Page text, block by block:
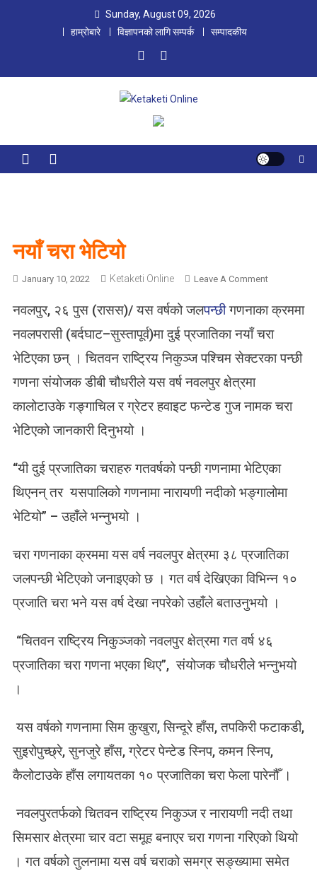
Sunday, August 09, 2026
हाम्रोबारे
विज्ञापनको लागि सम्पर्क सम्पादकीय
Ketaketi Online
First Nepali Online Magazine For Children
नयाँ चरा भेटियो
January 10, 2022 Ketaketi Online Leave A CommentO
न
रा
यो
नवलपुर, २६ पुस (रासस)/ यस वर्षको जलपन्छीगणनाका क्रममा
नवलपरासी (बर्दघाट–सुस्तापूर्व)मा दुई प्रजातिका नयाँ चरा
भेटिएका छन् । चितवन राष्ट्रिय निकुञ्ज पश्चिम सेक्टरका पन्छी
गणना संयोजक डीबी चौधरीले यस वर्ष नवलपुर क्षेत्रमा
कालोटाउके गङ्गाचिल र ग्रेटर हवाइट फन्टेड गुज नामक चरा
भेटिएको जानकारी दिनुभयो ।
“यी दुई प्रजातिका चराहरु गतवर्षको पन्छी गणनामा भेटिएका
थिएनन् तर यसपालिको गणनामा नारायणी नदीको भङ्गालोमा
भेटियो” – उहाँले भन्नुभयो ।
चरा गणनाका क्रममा यस वर्ष नवलपुर क्षेत्रमा ३८ प्रजातिका
जलपन्छी भेटिएको जनाइएको छ । गत वर्ष देखिएका विभिन्न १०
प्रजाति चरा भने यस वर्ष देखा नपरेको उहाँले बताउनुभयो ।
“चितवन राष्ट्रिय निकुञ्जको नवलपुर क्षेत्रमा गत वर्ष ४६
प्रजातिका चरा गणना भएका थिए”, संयोजक चौधरीले भन्नुभयो
।
यस वर्षको गणनामा सिम कुखुरा, सिन्दूरे हाँस, तपकिरी फटाकडी,
सुइरोपुच्छ्रे, सुनजुरे हाँस, ग्रेटर पेन्टेड स्निप, कमन स्निप,
कैलोटाउके हाँस लगायतका १० प्रजातिका चरा फेला पारेनौँ ।
नवलपुरतर्फको चितवन राष्ट्रिय निकुञ्ज र नारायणी नदी तथा
सिमसार क्षेत्रमा चार वटा समूह बनाएर चरा गणना गरिएको थियो
। गत वर्षको तुलनामा यस वर्ष चराको समग्र सङ्ख्यामा समेत